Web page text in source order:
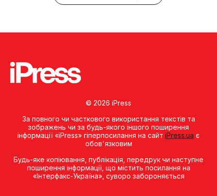
© 2026 iPress
За повного чи часткового використання текстів та
зображень чи за будь-якого іншого поширення
інформації «iPress» гіперпосилання на сайт iPress.ua є
обов'язковим
Будь-яке копiювання, публiкацiя, передрук чи наступне
поширення iнформацiї, що мiстить посилання на
«Iнтерфакс-Україна», суворо забороняється